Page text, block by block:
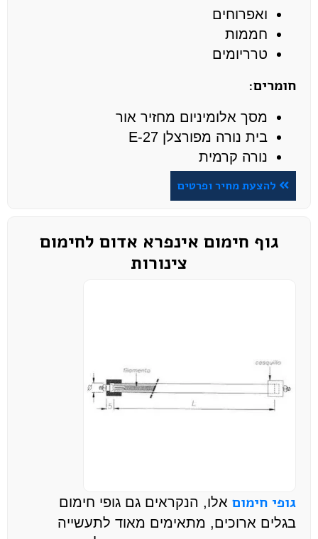
ואפרוחים
חממות
טרריומים
חומרים:
מסך אלומיניום מחזיר אור
בית נורה מפורצלן E-27
נורה קרמית
להצעת מחיר ופרטים
גוף חימום אינפרא אדום לחימום
צינורות
גופי חימום אלו, הנקראים גם גופי חימום
בגלים ארוכים, מתאימים מאוד לתעשייה